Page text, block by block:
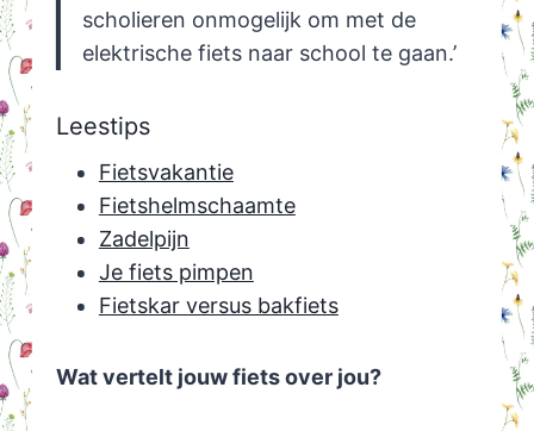
scholieren onmogelijk om met de
elektrische fiets naar school te gaan.’
Leestips
Fietsvakantie
Fietshelmschaamte
Zadelpijn
Je fiets pimpen
Fietskar versus bakfiets
Wat vertelt jouw fiets over jou?